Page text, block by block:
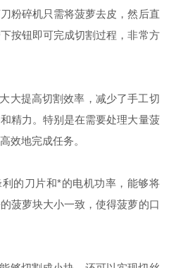
粉碎机只需将菠萝去皮，然后直
按钮即可完成切割过程，非常方
提高切割效率，减少了手工切
精力。特别是在需要处理大量菠
效地完成任务。
的刀片和*的电机功率，能够将
菠萝块大小一致，使得菠萝的口